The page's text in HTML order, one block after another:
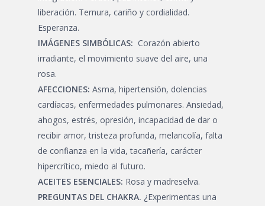
liberación. Ternura, cariño y cordialidad.
Esperanza.
IMÁGENES SIMBÓLICAS: Corazón abierto
irradiante, el movimiento suave del aire, una
rosa.
AFECCIONES: Asma, hipertensión, dolencias
cardíacas, enfermedades pulmonares. Ansiedad,
ahogos, estrés, opresión, incapacidad de dar o
recibir amor, tristeza profunda, melancolía, falta
de confianza en la vida, tacañería, carácter
hipercrítico, miedo al futuro.
ACEITES ESENCIALES: Rosa y madreselva.
PREGUNTAS DEL CHAKRA. ¿Experimentas una